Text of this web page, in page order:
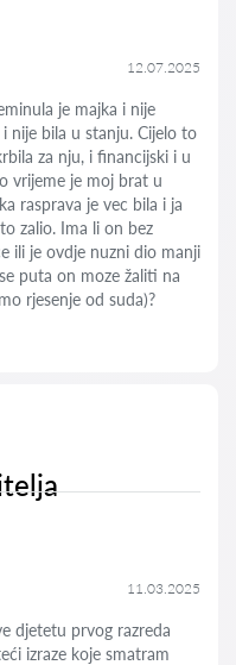
12.07.2025
je majka i nije
nije bila u stanju. Cijelo to
za nju, i financijski i u
vrijeme je moj brat u
rasprava je vec bila i ja
zalio. Ima li on bez
ili je ovdje nuzni dio manji
puta on moze žaliti na
rjesenje od suda)?
11.03.2025
djetetu prvog razreda
izraze koje smatram